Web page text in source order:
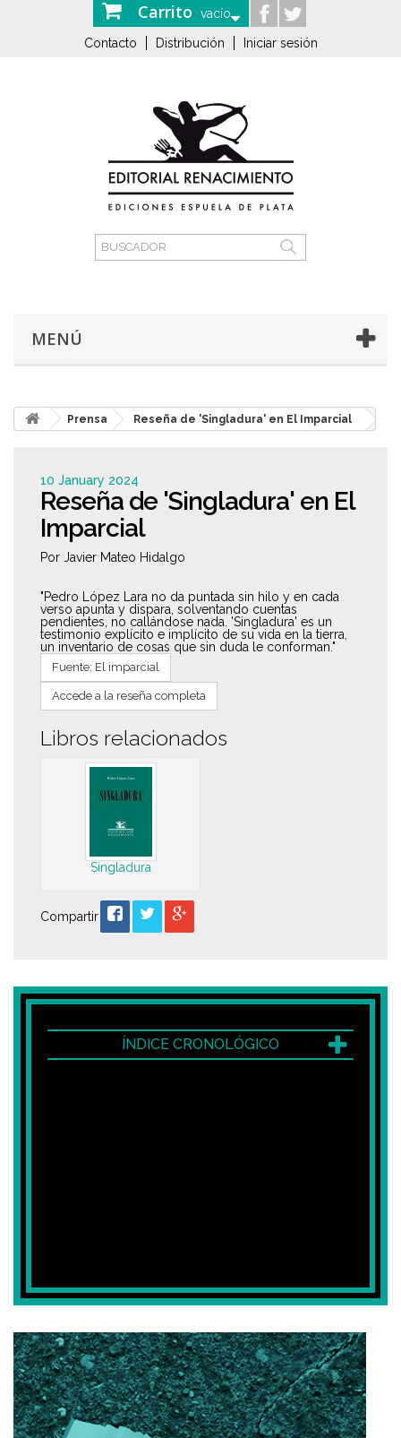
Carrito vacío
Contacto Distribución Iniciar sesión
MENÚ
Prensa Reseña de 'Singladura' en El Imparcial
10 January 2024
Reseña de 'Singladura' en El
Imparcial
Por Javier Mateo Hidalgo
"Pedro López Lara no da puntada sin hilo y en cada
verso apunta y dispara, solventando cuentas
pendientes, no callándose nada. 'Singladura' es un
testimonio explícito e implícito de su vida en la tierra,
un inventario de cosas que sin duda le conforman."
Fuente: El imparcial
Accede a la reseña completa
Libros relacionados
Singladura
Compartir
ÍNDICE CRONOLÓGICO